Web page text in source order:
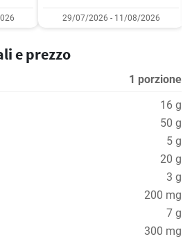
29/07/2026 - 11/08/2026
e prezzo
1 porzione
16 g
50 g
5 g
20 g
3 g
200 mg
7 g
300 mg